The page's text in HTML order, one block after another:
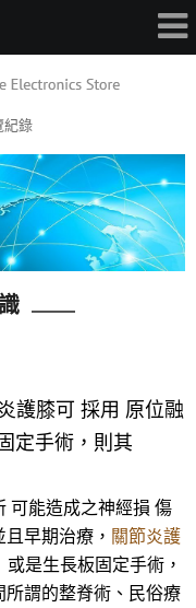
紀錄
護膝可 採用 原位融
定手術，則其
可能造成之神經損 傷
早期治療， 關節炎護
是生長板固定手術，
謂的整脊術、民俗療